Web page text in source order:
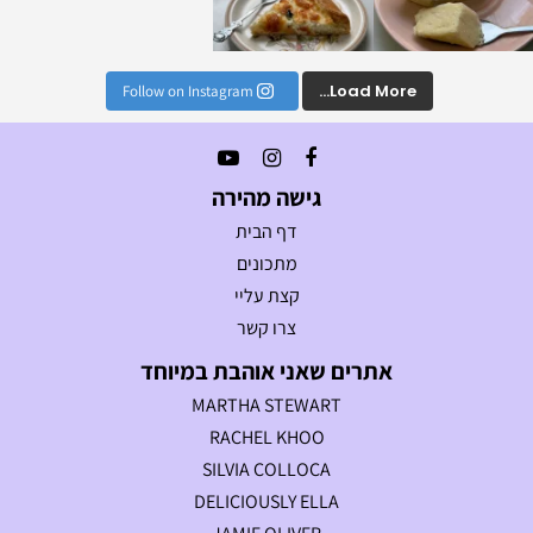
Load More...
Follow on Instagram
גישה מהירה
דף הבית
מתכונים
קצת עליי
צרו קשר
אתרים שאני אוהבת במיוחד
MARTHA STEWART
RACHEL KHOO
SILVIA COLLOCA
DELICIOUSLY ELLA